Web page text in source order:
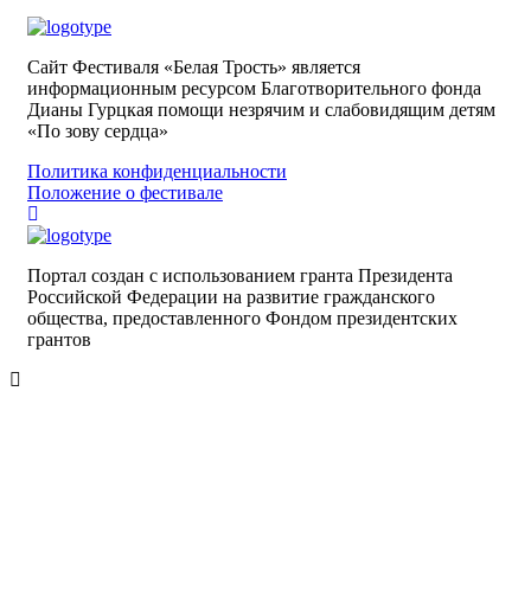
Сайт Фестиваля «Белая Трость» является
информационным ресурсом Благотворительного фонда
Дианы Гурцкая помощи незрячим и слабовидящим детям
«По зову сердца»
Политика конфиденциальности
Положение о фестивале
Портал создан с использованием гранта Президента
Российской Федерации на развитие гражданского
общества, предоставленного Фондом президентских
грантов